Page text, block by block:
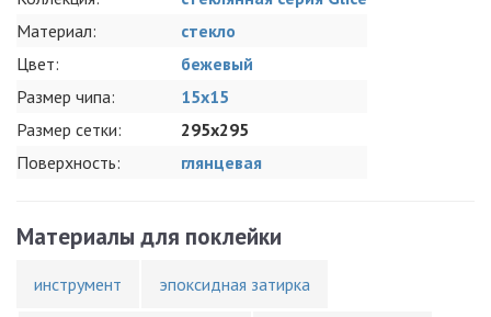
Материал:
стекло
Цвет:
бежевый
Размер чипа:
15x15
Размер сетки:
295x295
Поверхность:
глянцевая
Материалы для поклейки
инструмент эпоксидная затирка